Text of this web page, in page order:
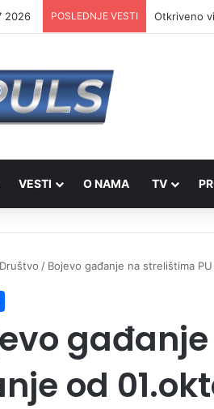
2026 POSLEDNJE VESTI Otkriveno
VESTI O NAMA TV
Društvo / Bojevo gađanje na strelištima
od